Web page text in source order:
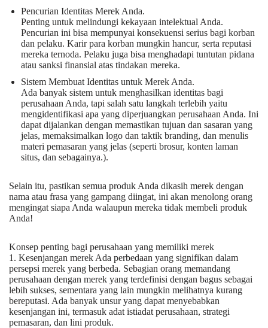
Pencurian Identitas Merek Anda.
Penting untuk melindungi kekayaan intelektual Anda.
Pencurian ini bisa mempunyai konsekuensi serius bagi korban
dan pelaku. Karir para korban mungkin hancur, serta reputasi
mereka ternoda. Pelaku juga bisa menghadapi tuntutan pidana
atau sanksi finansial atas tindakan mereka.
Sistem Membuat Identitas untuk Merek Anda.
Ada banyak sistem untuk menghasilkan identitas bagi
perusahaan Anda, tapi salah satu langkah terlebih yaitu
mengidentifikasi apa yang diperjuangkan perusahaan Anda. Ini
dapat dijalankan dengan memastikan tujuan dan sasaran yang
jelas, memaksimalkan logo dan taktik branding, dan menulis
materi pemasaran yang jelas (seperti brosur, konten laman
situs, dan sebagainya.).
Selain itu, pastikan semua produk Anda dikasih merek dengan
nama atau frasa yang gampang diingat, ini akan menolong orang
mengingat siapa Anda walaupun mereka tidak membeli produk
Anda!
Konsep penting bagi perusahaan yang memiliki merek
1. Kesenjangan merek Ada perbedaan yang signifikan dalam
persepsi merek yang berbeda. Sebagian orang memandang
perusahaan dengan merek yang terdefinisi dengan bagus sebagai
lebih sukses, sementara yang lain mungkin melihatnya kurang
bereputasi. Ada banyak unsur yang dapat menyebabkan
kesenjangan ini, termasuk adat istiadat perusahaan, strategi
pemasaran, dan lini produk.